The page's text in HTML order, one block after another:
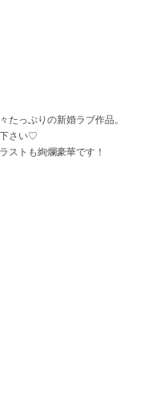
たっぷりの新婚ラブ作品。
さい♡
ストも絢爛豪華です！